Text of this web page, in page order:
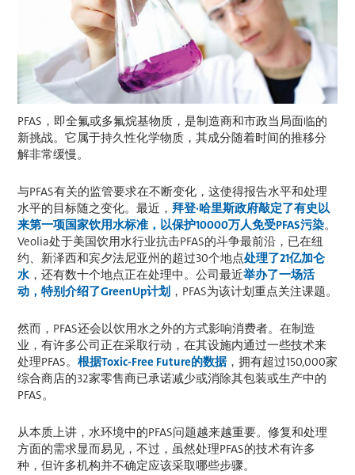
联系我们
PFAS，即全氟或多氟烷基物质，是制造商和市政当局面临的
新挑战。它属于持久性化学物质，其成分随着时间的推移分
解非常缓慢。
与PFAS有关的监管要求在不断变化，这使得报告水平和处理
水平的目标随之变化。最近， 拜登·哈里斯政府敲定了有史以
来第一项国家饮用水标准，以保护10000万人免受PFAS污染。
Veolia处于美国饮用水行业抗击PFAS的斗争最前沿，已在纽
约、新泽西和宾夕法尼亚州的超过30个地点处理了21亿加仑
水，还有数十个地点正在处理中。公司最近举办了一场活
动，特别介绍了GreenUp计划 ，PFAS为该计划重点关注课题。
然而，PFAS还会以饮用水之外的方式影响消费者。在制造
业，有许多公司正在采取行动，在其设施内通过一些技术来
处理PFAS。 根据Toxic-Free Future的数据 ，拥有超过150,000家
综合商店的32家零售商已承诺减少或消除其包装或生产中的
PFAS。
从本质上讲，水环境中的PFAS问题越来越重要。修复和处理
方面的需求显而易见，不过，虽然处理PFAS的技术有许多
种，但许多机构并不确定应该采取哪些步骤。